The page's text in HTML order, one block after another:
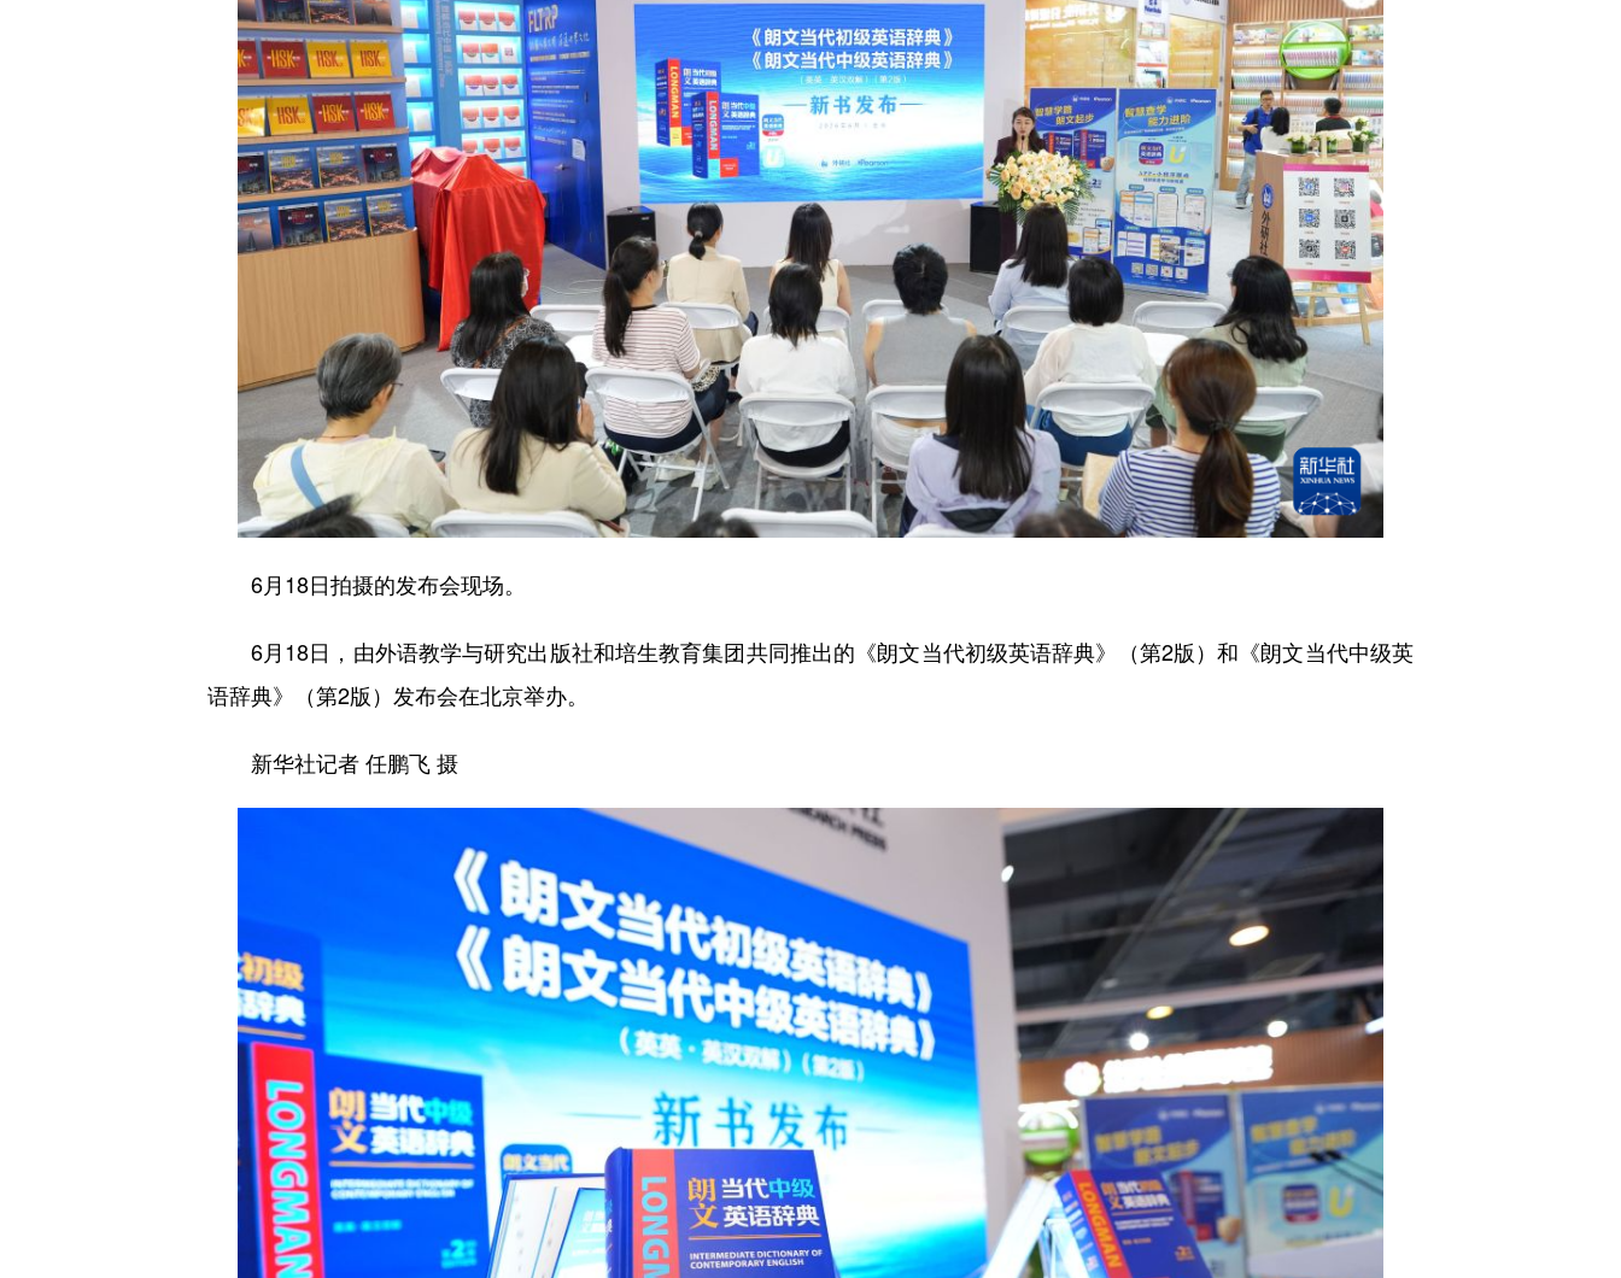
6月18日拍摄的发布会现场。
6月18日，由外语教学与研究出版社和培生教育集团共同推出的《朗文当代初级英语辞典》（第2版）和《朗文当代中级英
语辞典》（第2版）发布会在北京举办。
新华社记者 任鹏飞 摄